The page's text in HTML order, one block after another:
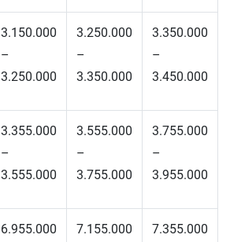
3.150.000
–
3.250.000
3.250.000
–
3.350.000
3.350.000
–
3.450.000
3.355.000
–
3.555.000
3.555.000
–
3.755.000
3.755.000
–
3.955.000
6.955.000
7.155.000
7.355.000